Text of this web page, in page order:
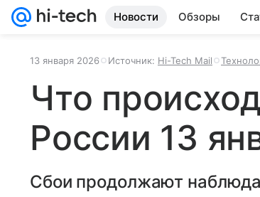
Новости Обзоры
13 января 2026 Источник: Hi-Tech Mail
Что
России 13
Сбои продолжают